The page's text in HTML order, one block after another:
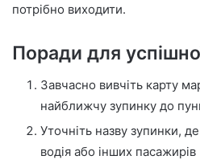
потрібно виходити.
Поради для
Завчасно вивчіть карту
найближчу зупинку до
Уточніть назву зупинки,
водія або інших пасажирів